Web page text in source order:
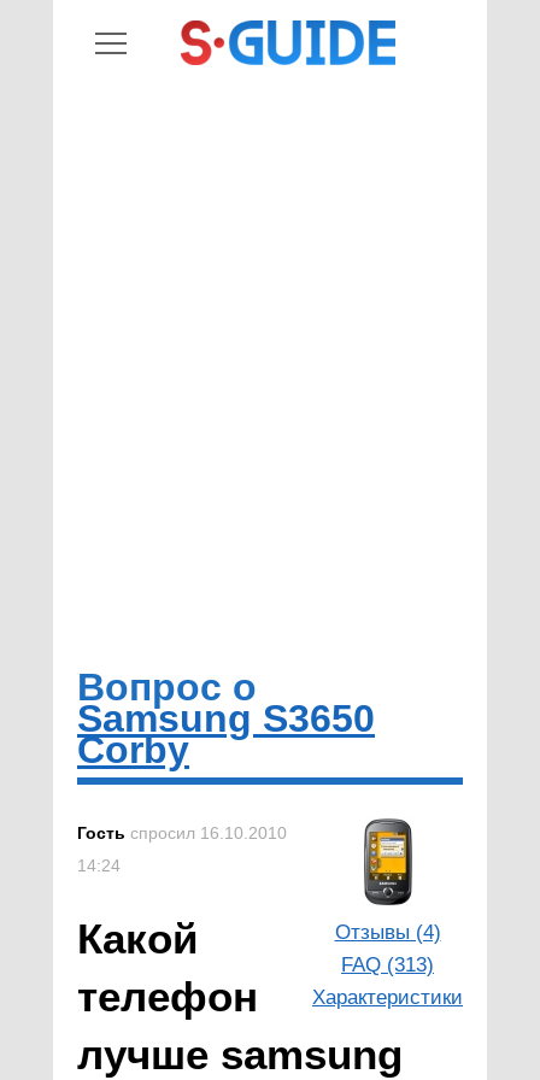
Вопрос о
Samsung S3650
Corby
Отзывы (4)
FAQ (313)
Характеристики
Гость спросил 16.10.2010
14:24
Какой
телефон
лучше samsung